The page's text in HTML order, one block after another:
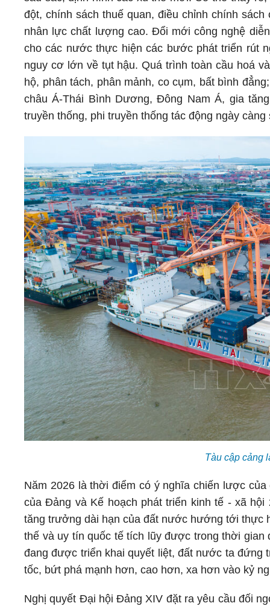
đột, chính sách thuế quan, điều chỉnh chính
nhân lực chất lượng cao. Đổi mới công nghệ
cho các nước thực hiện các bước phát triển rút
nguy cơ lớn về tụt hậu. Quá trình toàn cầu hoá
hộ, phân tách, phân mảnh, co cụm, bất bình
châu Á-Thái Bình Dương, Đông Nam Á, gia
truyền thống, phi truyền thống tác động ngày
Tàu cập cảng
Năm 2026 là thời điểm có ý nghĩa chiến lược
của Đảng và Kế hoạch phát triển kinh tế - xã
tăng trưởng dài hạn của đất nước hướng tới thực
thế và uy tín quốc tế tích lũy được trong thời
đang được triển khai quyết liệt, đất nước ta
tốc, bứt phá mạnh hơn, cao hơn, xa hơn vào kỷ
Nghị quyết Đại hội Đảng XIV đặt ra yêu cầu đối